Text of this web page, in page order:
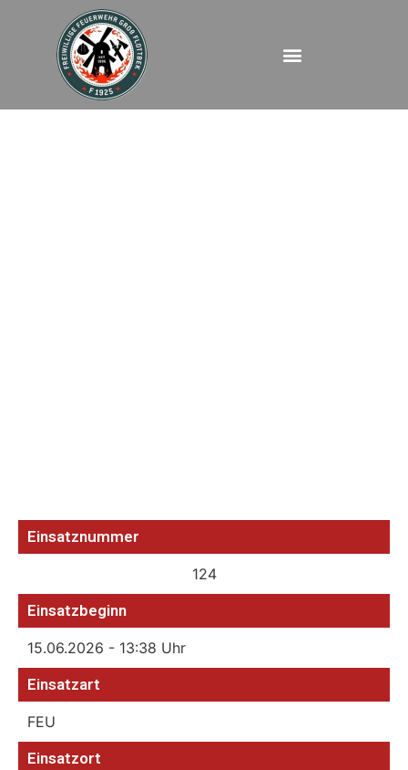
Einsatznummer
124
Einsatzbeginn
15.06.2026 - 13:38 Uhr
Einsatzart
FEU
Einsatzort